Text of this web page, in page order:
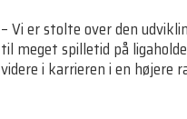
– Vi er stolte over den
til meget spilletid på
videre i karrieren i en højere